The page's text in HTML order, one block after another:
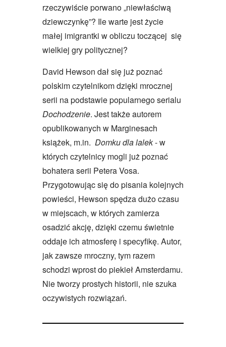
rzeczywiście porwano „niewłaściwą
dziewczynkę”? Ile warte jest życie
małej imigrantki w obliczu toczącej się
wielkiej gry politycznej?
David Hewson dał się już poznać
polskim czytelnikom dzięki mrocznej
serii na podstawie popularnego serialu
Dochodzenie. Jest także autorem
opublikowanych w Marginesach
książek, m.in. Domku dla lalek- w
których czytelnicy mogli już poznać
bohatera serii Petera Vosa.
Przygotowując się do pisania kolejnych
powieści, Hewson spędza dużo czasu
w miejscach, w których zamierza
osadzić akcję, dzięki czemu świetnie
oddaje ich atmosferę i specyfikę. Autor,
jak zawsze mroczny, tym razem
schodzi wprost do piekieł Amsterdamu.
Nie tworzy prostych historii, nie szuka
oczywistych rozwiązań.